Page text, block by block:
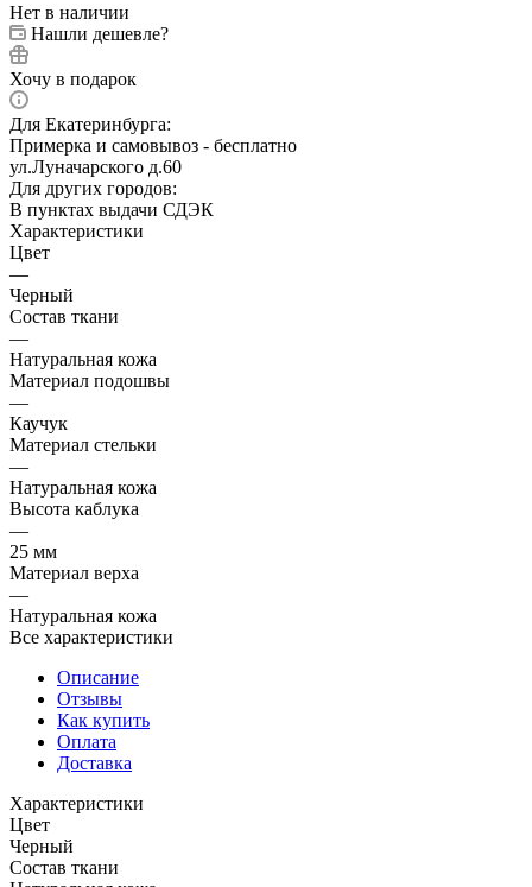
Нет в наличии
Нашли дешевле?
Хочу в подарок
Для Екатеринбурга:
Примерка и самовывоз - бесплатно
ул.Луначарского д.60
Для других городов:
В пунктах выдачи СДЭК
Характеристики
Цвет
—
Черный
Состав ткани
—
Натуральная кожа
Материал подошвы
—
Каучук
Материал стельки
—
Натуральная кожа
Высота каблука
—
25 мм
Материал верха
—
Натуральная кожа
Все характеристики
Описание
Отзывы
Как купить
Оплата
Доставка
Характеристики
Цвет
Черный
Состав ткани